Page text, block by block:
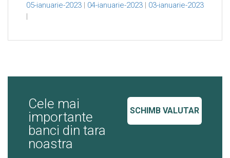
05-ianuarie-2023 | 04-ianuarie-2023 | 03-ianuarie-2023
|
SCHIMB VALUTAR
Cele mai
importante
banci din tara
noastra